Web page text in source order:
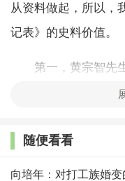
从资料做起，所以，
记表》的史料价值。
第一，黄宗智先生
记表》已经不多见，
集，我们发现《阶级
先生所说的那样。第
随便看看
向培年：对打工族婚变